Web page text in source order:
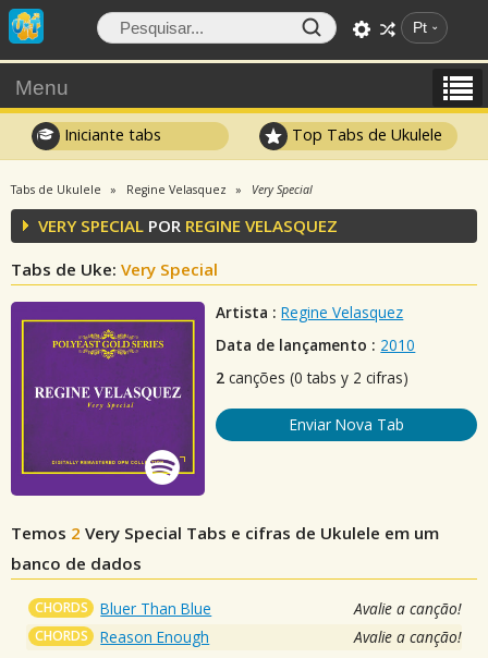
Pt
Menu
Iniciante tabs Top Tabs de Ukulele
Tabs de Ukulele Regine Velasquez Very Special
VERY SPECIAL POR REGINE VELASQUEZ
Tabs de Uke: Very Special
Artista : Regine Velasquez
Data de lançamento : 2010
2 canções (0 tabs y 2 cifras)
Enviar Nova Tab
Temos 2 Very Special Tabs e cifras de Ukulele em um
banco de dados
CHORDS Bluer Than Blue Avalie a canção!
CHORDS Reason Enough Avalie a canção!